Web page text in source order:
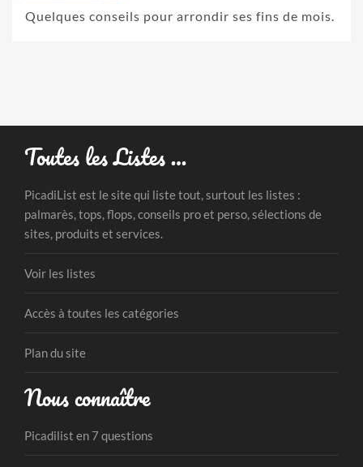
Quelques conseils pour arrondir ses fins de mois.
Toutes les Listes …
PicadiList est le site qui liste tout, surtout les listes :
palmarès, tops, flops, conseils pro et perso, sélections de
sites, produits et services.
Voir les listes
Accès à toutes les catégories
Plan du site
Nous connaître
Picadilist en 7 questions